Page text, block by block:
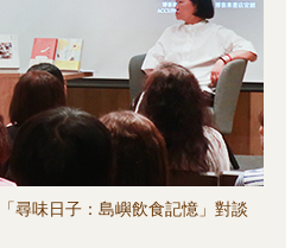
尋味日子：島嶼飲食記憶」對談